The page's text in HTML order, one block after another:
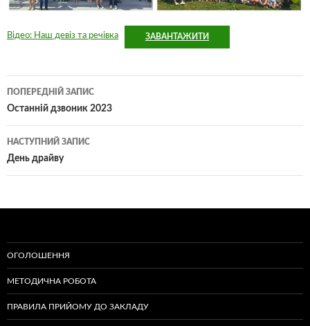
Відео: Наш девіз та речівка ЗАВАНТАЖИТИ
Навігація
по
записам
ПОПЕРЕДНІЙ ЗАПИС
Останній дзвоник 2023
НАСТУПНИЙ ЗАПИС
День драйву
ОГОЛОШЕННЯ
МЕТОДИЧНА РОБОТА
ПРАВИЛА ПРИЙОМУ ДО ЗАКЛАДУ